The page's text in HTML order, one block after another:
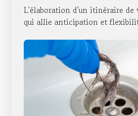
expérience
L'élaboration d'un itinéraire de
qui allie anticipation et